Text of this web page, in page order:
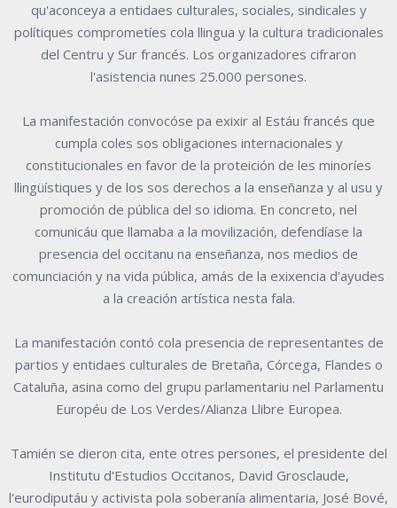
qu'aconceya a entidaes culturales, sociales, sindicales y
polítiques comprometíes cola llingua y la cultura tradicionales
del Centru y Sur francés. Los organizadores cifraron
l'asistencia nunes 25.000 persones.
La manifestación convocóse pa exixir al Estáu francés que
cumpla coles sos obligaciones internacionales y
constitucionales en favor de la proteición de les minoríes
llingüístiques y de los sos derechos a la enseñanza y al usu y
promoción de pública del so idioma. En concreto, nel
comunicáu que llamaba a la movilización, defendíase la
presencia del occitanu na enseñanza, nos medios de
comunciación y na vida pública, amás de la exixencia d'ayudes
a la creación artística nesta fala.
La manifestación contó cola presencia de representantes de
partios y entidaes culturales de Bretaña, Córcega, Flandes o
Cataluña, asina como del grupu parlamentariu nel Parlamentu
Européu de Los Verdes/Alianza Llibre Europea.
Tamién se dieron cita, ente otres persones, el presidente del
Institutu d'Estudios Occitanos, David Grosclaude,
l'eurodiputáu y activista pola soberanía alimentaria, José Bové,